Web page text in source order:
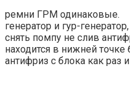
ремни ГРМ одинаковые.
генератор и гур-
снять помпу не слив
находится в нижней точке
антифриз с блока как раз